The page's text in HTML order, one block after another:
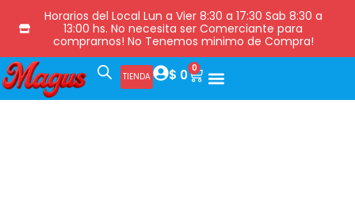
Horarios del Local Lun a Vier 8:30 a 17:30 Sab 8:30 a
13:00 hs. No necesita ser Comerciante para
comprarnos! No Tenemos minimo de Compra!
TIENDA $ 0 0